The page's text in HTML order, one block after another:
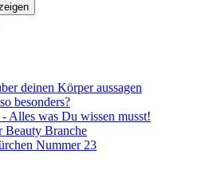
deinen Körper aussagen
besonders?
Alles was Du wissen musst!
Beauty Branche
Nummer 23